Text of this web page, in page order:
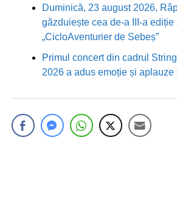
Duminică, 23 august 2026,
găzduiește cea de-a III-a ediție
„CicloAventurier de Sebeș”
Primul concert din cadrul
2026 a adus emoție și aplauze